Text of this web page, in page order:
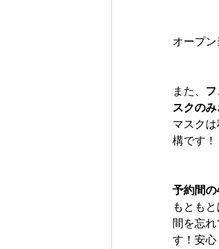
オープ
また、
スクのみ
マスク
構です！
予約間
もとも
間を忘
す！安